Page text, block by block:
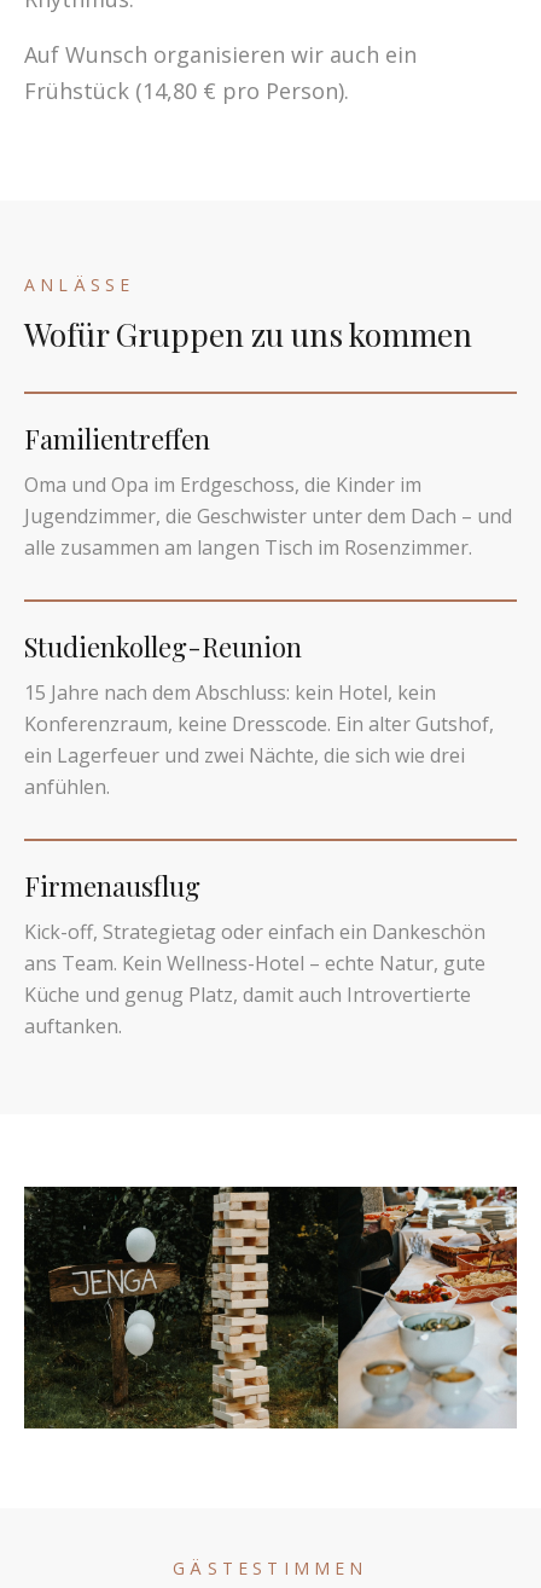
Auf Wunsch organisieren wir auch ein
Frühstück (14,80 € pro Person).
ANLÄSSE
Wofür Gruppen zu uns kommen
Familientreffen
Oma und Opa im Erdgeschoss, die Kinder im
Jugendzimmer, die Geschwister unter dem Dach – und
alle zusammen am langen Tisch im Rosenzimmer.
Studienkolleg-Reunion
15 Jahre nach dem Abschluss: kein Hotel, kein
Konferenzraum, keine Dresscode. Ein alter Gutshof,
ein Lagerfeuer und zwei Nächte, die sich wie drei
anfühlen.
Firmenausflug
Kick-off, Strategietag oder einfach ein Dankeschön
ans Team. Kein Wellness-Hotel – echte Natur, gute
Küche und genug Platz, damit auch Introvertierte
auftanken.
GÄSTESTIMMEN